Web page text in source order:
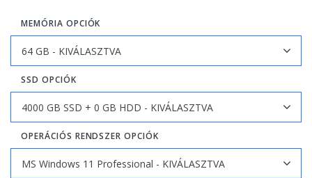
MEMÓRIA OPCIÓK
SSD OPCIÓK
OPERÁCIÓS RENDSZER OPCIÓK